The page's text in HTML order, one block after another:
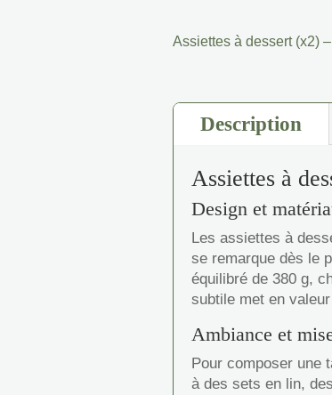
Assiettes à dessert (x2)
Description
Assiettes à
Design et
Les assiettes à
se remarque dès le
équilibré de 380 g,
subtile met en
Ambiance et
Pour composer une
à des sets en lin,